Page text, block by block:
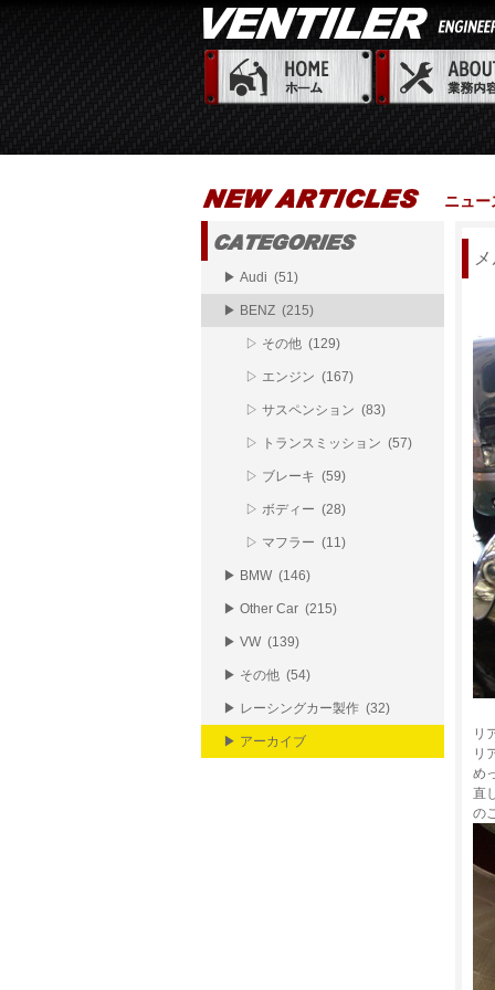
ニュー
リ
リ
め
直
の
▶ Audi (51)
▶ BENZ (215)
▷ その他 (129)
▷ エンジン (167)
▷ サスペンション (83)
▷ トランスミッション (57)
▷ ブレーキ (59)
▷ ボディー (28)
▷ マフラー (11)
▶ BMW (146)
▶ Other Car (215)
▶ VW (139)
▶ その他 (54)
▶ レーシングカー製作 (32)
▶ アーカイブ